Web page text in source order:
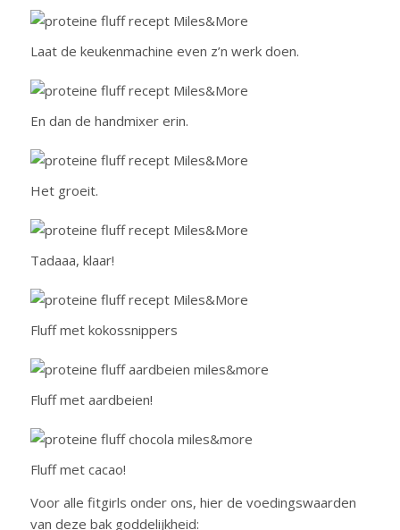
Laat de keukenmachine even z’n werk doen.
En dan de handmixer erin.
Het groeit.
Tadaaa, klaar!
Fluff met kokossnippers
Fluff met aardbeien!
Fluff met cacao!
Voor alle fitgirls onder ons, hier de voedingswaarden
van deze bak goddelijkheid: